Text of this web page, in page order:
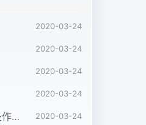
2020-03-24
2020-03-24
2020-03-24
2020-03-24
JB/T 11699-2013 高处作业吊篮安装、拆卸、使用技术规程 2020-03-24